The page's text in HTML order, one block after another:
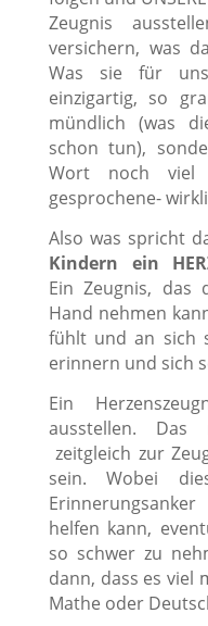
Zeugnis
versichern, was
Was sie für
einzigartig, so
mündlich (was
schon tun),
Wort noch viel
gesprochene-
Also was spricht
Kindern ein
Ein Zeugnis, das
Hand nehmen
fühlt und an sich
erinnern und sich
Ein
ausstellen. Das
zeitgleich zur
sein. Wobei
helfen kann,
so schwer zu
dann, dass es viel
Mathe oder